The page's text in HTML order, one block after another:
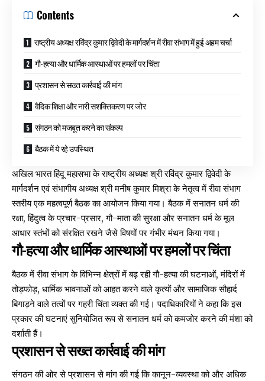
Contents
राष्ट्रीय अध्यक्ष रविंद्र कुमार द्विवेदी के मार्गदर्शन में रीवा संभाग में हुई अहम चर्चा
गौ-हत्या और धार्मिक आस्थाओं पर हमलों पर चिंता
प्रशासन से सख्त कार्रवाई की मांग
वैदिक शिक्षा और नारी सशक्तिकरण पर जोर
संगठन को मजबूत करने का संकल्प
बैठक में ये रहे उपस्थित
अखिल भारत हिंदू महासभा के राष्ट्रीय अध्यक्ष श्री रविंद्र कुमार द्विवेदी के
मार्गदर्शन एवं संभागीय अध्यक्ष श्री मनीष कुमार मिश्रा के नेतृत्व में रीवा संभाग
स्तरीय एक महत्वपूर्ण बैठक का आयोजन किया गया। बैठक में सनातन धर्म की
रक्षा, हिंदुत्व के प्रचार-प्रसार, गौ-माता की सुरक्षा और सनातन धर्म के मूल
आधार स्तंभों को संरक्षित रखने जैसे विषयों पर गंभीर मंथन किया गया।
गौ-हत्या और धार्मिक आस्थाओं पर हमलों पर चिंता
बैठक में रीवा संभाग के विभिन्न क्षेत्रों में बढ़ रही गौ-हत्या की घटनाओं, मंदिरों में
तोड़फोड़, धार्मिक भावनाओं को आहत करने वाले कृत्यों और सामाजिक सौहार्द
बिगाड़ने वाले तत्वों पर गहरी चिंता व्यक्त की गई। पदाधिकारियों ने कहा कि इस
प्रकार की घटनाएं सुनियोजित रूप से सनातन धर्म को कमजोर करने की मंशा को
दर्शाती हैं।
प्रशासन से सख्त कार्रवाई की मांग
संगठन की ओर से प्रशासन से मांग की गई कि कानून-व्यवस्था को और अधिक